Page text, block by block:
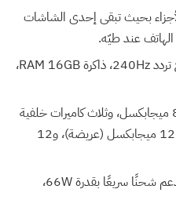
بحيث تبقى إحدى الشاشات
عند طيّه.
شاشة OLED LTPO مع تردد 240Hz، ذاكرة RAM 16GB،
كاميرا أمامية بدقة 8 ميجابكسل، وثلاث كاميرات خلفية
بدقة 50 ميجابكسل (رئيسية)، 12 ميجابكسل (عريضة)، و12
سعة 5600mAh تدعم شحنًا سريعًا بقدرة 66W،